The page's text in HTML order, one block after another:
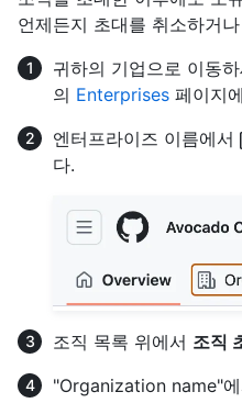
언제든지 초대를 취소하거
귀하의 기업으로 이동
의 Enterprises 페이지
엔터프라이즈 이름에서
다.
조직 목록 위에서 조직
"Organization name"